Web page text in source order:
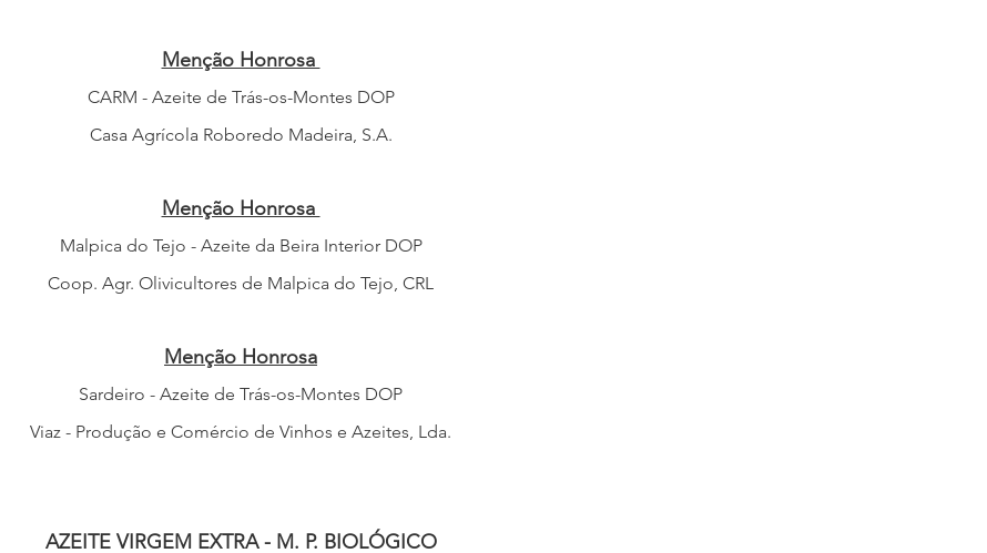
Menção Honrosa
CARM - Azeite de Trás-os-Montes DOP
Casa Agrícola Roboredo Madeira, S.A.
Menção Honrosa
Malpica do Tejo - Azeite da Beira Interior DOP
Coop. Agr. Olivicultores de Malpica do Tejo, CRL
Menção Honrosa
Sardeiro - Azeite de Trás-os-Montes DOP
Viaz - Produção e Comércio de Vinhos e Azeites, Lda.
AZEITE VIRGEM EXTRA - M. P. BIOLÓGICO